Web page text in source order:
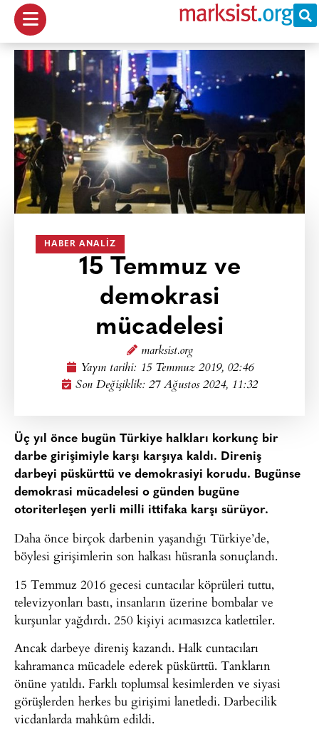
HABER ANALIZ
15 Temmuz ve
demokrasi
mücadelesi
marksist.org
Yayın tarihi: 15 Temmuz 2019, 02:46
Son Değişiklik: 27 Ağustos 2024, 11:32
Üç yıl önce bugün Türkiye halkları korkunç bir
darbe girişimiyle karşı karşıya kaldı. Direniş
darbeyi püskürttü ve demokrasiyi korudu. Bugünse
demokrasi mücadelesi o günden bugüne
otoriterleşen yerli milli ittifaka karşı sürüyor.
Daha önce birçok darbenin yaşandığı Türkiye’de,
böylesi girişimlerin son halkası hüsranla sonuçlandı.
15 Temmuz 2016 gecesi cuntacılar köprüleri tuttu,
televizyonları bastı, insanların üzerine bombalar ve
kurşunlar yağdırdı. 250 kişiyi acımasızca katlettiler.
Ancak darbeye direniş kazandı. Halk cuntacıları
kahramanca mücadele ederek püskürttü. Tankların
önüne yatıldı. Farklı toplumsal kesimlerden ve siyasi
görüşlerden herkes bu girişimi lanetledi. Darbecilik
vicdanlarda mahkûm edildi.